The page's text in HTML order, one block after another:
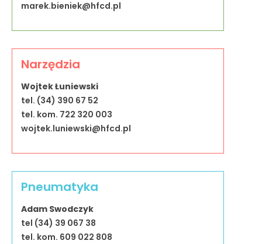
marek.bieniek@hfcd.pl
Narzędzia
Wojtek Łuniewski
tel. (34) 390 67 52
tel. kom. 722 320 003
wojtek.luniewski@hfcd.pl
Pneumatyka
Adam Swodczyk
tel (34) 39 067 38
tel. kom. 609 022 808